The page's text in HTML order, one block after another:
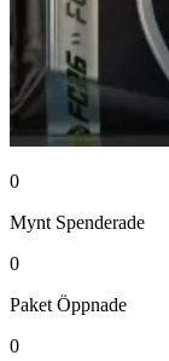
0
Mynt Spenderade
0
Paket Öppnade
0